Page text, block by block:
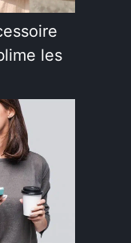
les